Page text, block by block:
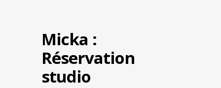
Micka :
Réservation
studio